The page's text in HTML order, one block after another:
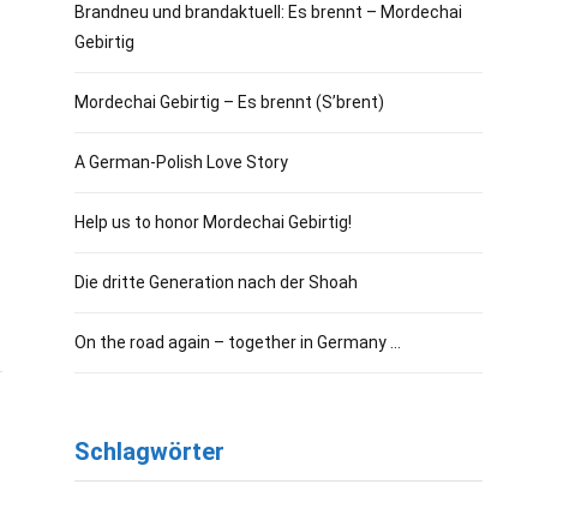
Brandneu und brandaktuell: Es brennt – Mordechai
Gebirtig
Mordechai Gebirtig – Es brennt (S’brent)
A German-Polish Love Story
Help us to honor Mordechai Gebirtig!
Die dritte Generation nach der Shoah
On the road again – together in Germany …
Schlagwörter